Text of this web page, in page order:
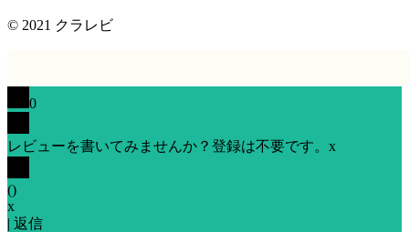
© 2021 クラレビ
0
レビューを書いてみませんか？登録は不要です。 x
()
x
| 返信